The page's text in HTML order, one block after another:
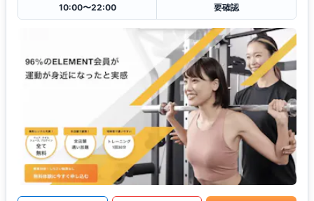
10:00〜22:00
要確認